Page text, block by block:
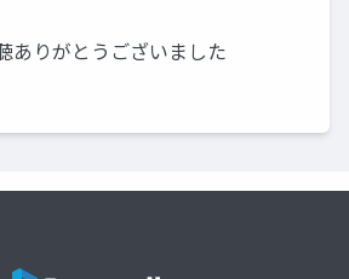
ありがとうございました